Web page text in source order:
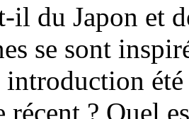
il du Japon et
se sont
été
récent ? Quel